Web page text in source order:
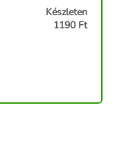
Készleten
1190 Ft